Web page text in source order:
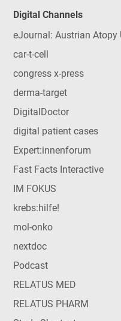
Digital Channels
eJournal: Austrian Atopy
car-t-cell
congress x-press
derma-target
DigitalDoctor
digital patient cases
Expert:innenforum
Fast Facts Interactive
IM FOKUS
krebs:hilfe!
mol-onko
nextdoc
Podcast
RELATUS MED
RELATUS PHARM